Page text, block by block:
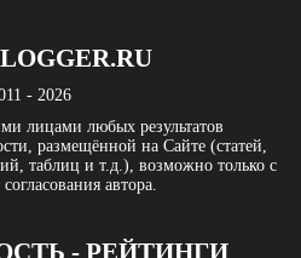
- 2026
лицами любых результатов
размещённой на Сайте (статей,
таблиц и т.д.), возможно только с
автора.